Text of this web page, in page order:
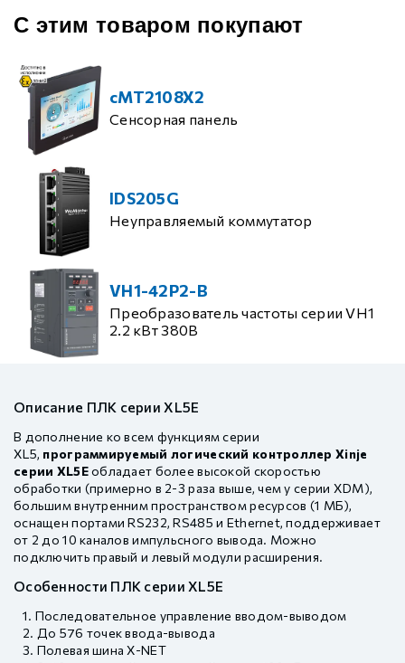
С этим товаром покупают
cMT2108X2
Сенсорная панель
IDS205G
Неуправляемый коммутатор
VH1-42P2-B
Преобразователь частоты серии VH1
2.2 кВт 380В
Описание ПЛК серии XL5E
В дополнение ко всем функциям серии
XL5, программируемый логический контроллер Xinje
серии XL5Eобладает более высокой скоростью
обработки (примерно в 2-3 раза выше, чем у серии XDM),
большим внутренним пространством ресурсов (1 МБ),
оснащен портами RS232, RS485 и Ethernet, поддерживает
от 2 до 10 каналов импульсного вывода. Можно
подключить правый и левый модули расширения.
Особенности ПЛК серии XL5E
Последовательное управление вводом-выводом
До 576 точек ввода-вывода
Полевая шина X-NET